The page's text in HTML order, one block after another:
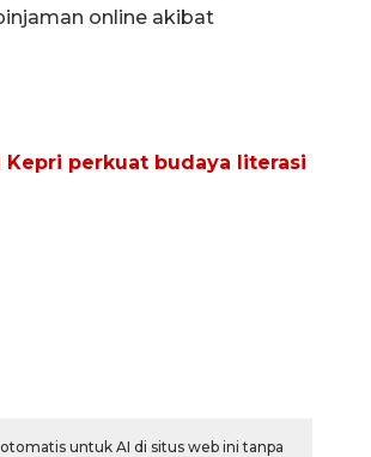
online akibat
Kepri perkuat budaya literasi
untuk AI di situs web ini tanpa